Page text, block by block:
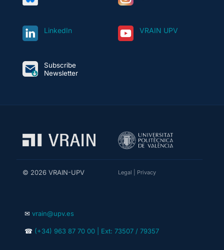
LinkedIn VRAIN UPV
Subscribe
Newsletter
© 2026 VRAIN-UPV Legal Privacy
✉ vrain@upv.es
☎ (+34) 963 87 70 00 | Ext: 73507 / 79357